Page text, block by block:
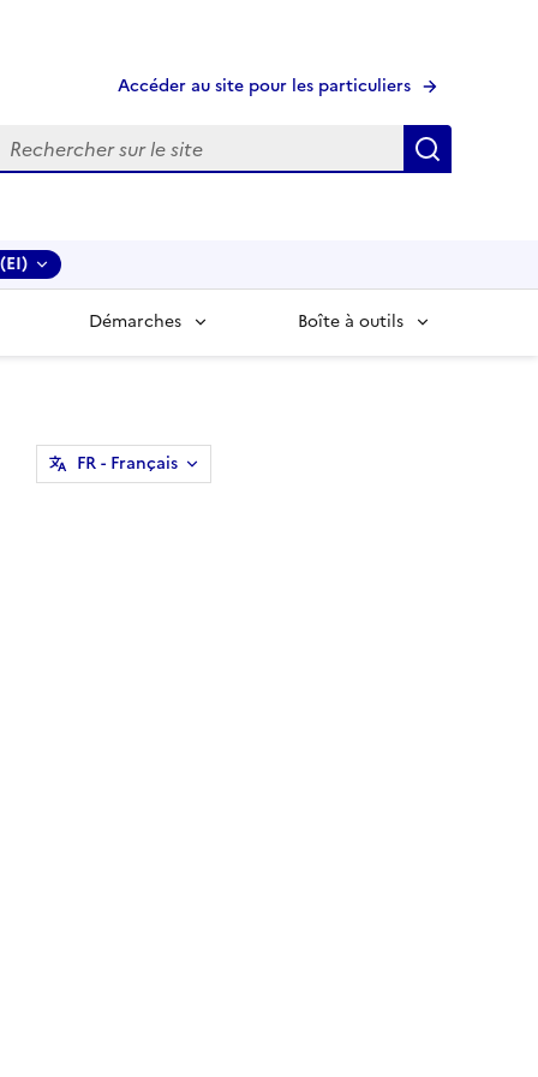
Accéder au site pour les particuliers
Démarches Boîte à outils
FR- Français